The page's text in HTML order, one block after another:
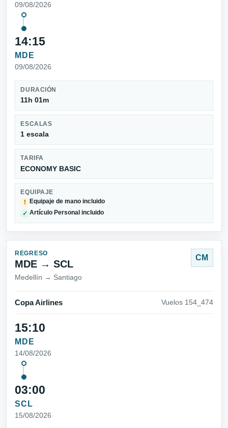
09/08/2026
14:15
MDE
09/08/2026
DURACIÓN
11h 01m
ESCALAS
1 escala
TARIFA
ECONOMY BASIC
EQUIPAJE
!
Equipaje de mano incluido
✓ Artículo Personal incluido
REGRESO
MDE → SCL
Medellín → Santiago
CM
Copa Airlines Vuelos 154_474
15:10
MDE
14/08/2026
03:00
SCL
15/08/2026